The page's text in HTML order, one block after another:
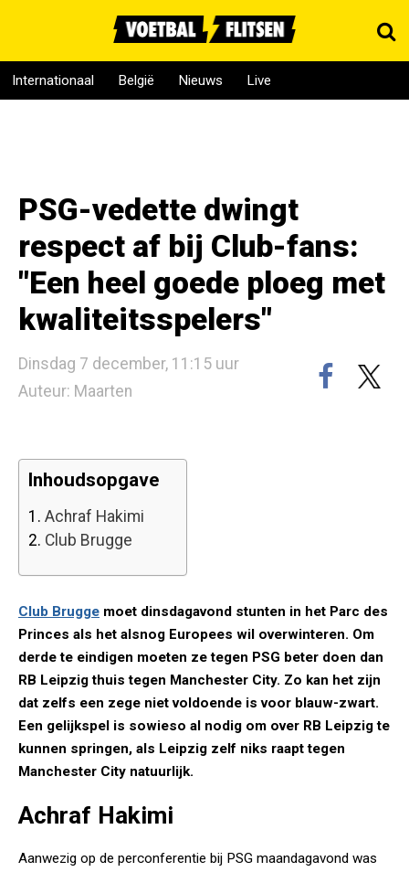
Internationaal België Nieuws Live
PSG-vedette dwingt
respect af bij Club-fans:
"Een heel goede ploeg met
kwaliteitsspelers"
Dinsdag 7 december, 11:15 uur
Auteur: Maarten
Inhoudsopgave
1. Achraf Hakimi
2. Club Brugge
Club Brugge moet dinsdagavond stunten in het Parc des
Princes als het alsnog Europees wil overwinteren. Om
derde te eindigen moeten ze tegen PSG beter doen dan
RB Leipzig thuis tegen Manchester City. Zo kan het zijn
dat zelfs een zege niet voldoende is voor blauw-zwart.
Een gelijkspel is sowieso al nodig om over RB Leipzig te
kunnen springen, als Leipzig zelf niks raapt tegen
Manchester City natuurlijk.
Achraf Hakimi
Aanwezig op de perconferentie bij PSG maandagavond was